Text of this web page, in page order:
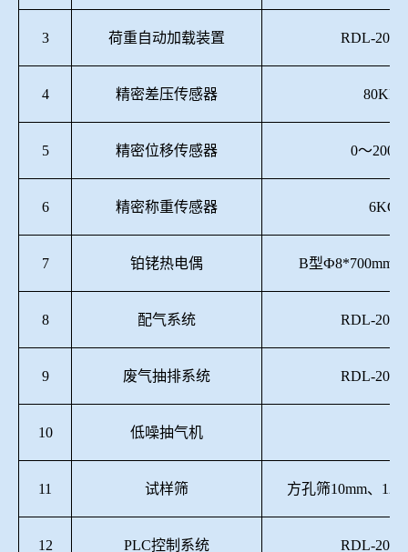
3 荷重自动加载装置 RDL-
4 精密差压传感器 80KPa
5 精密位移传感器 0～
6 精密称重传感器 6KG
7 铂铑热电偶 B型Ф8*700mm
8 配气系统 RDL-
9 废气抽排系统 RDL-
10 低噪抽气机
11 试样筛 方孔筛10mm、
12 PLC控制系统 RDL-